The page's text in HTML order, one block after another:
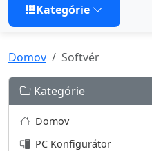
Kategórie
Domov Softvér
Kategórie
Domov
PC Konfigurátor